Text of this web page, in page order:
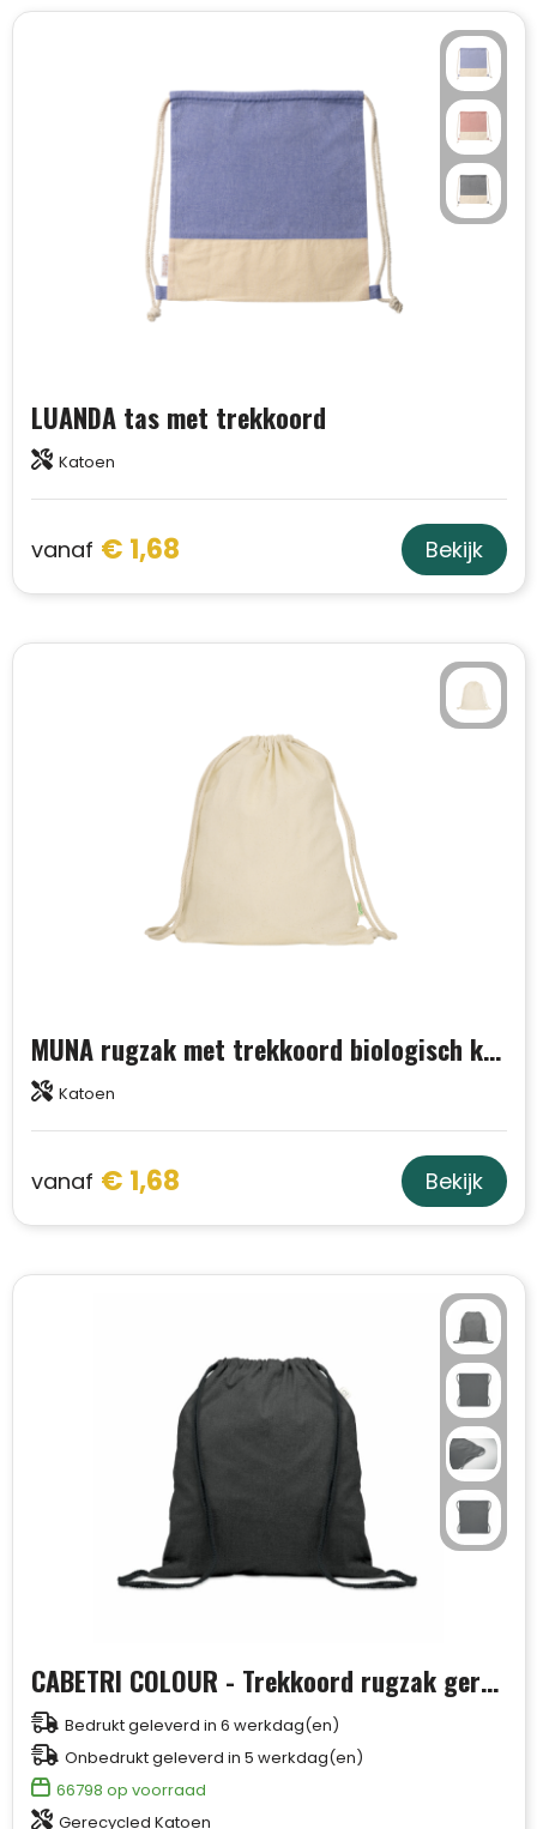
LUANDA tas met trekkoord
Katoen
vanaf € 1,68 Bekijk
MUNA rugzak met trekkoord biologisch katoen
Katoen
vanaf € 1,68 Bekijk
CABETRI COLOUR - Trekkoord rugzak gerecycled
Bedrukt geleverd in 6 werkdag(en)
Onbedrukt geleverd in 5 werkdag(en)
66798 op voorraad
Gerecycled Katoen